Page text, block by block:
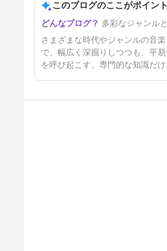
＜マリリン・モンローを偲んで
＞「River Of No Return」
Girl&#039;s Best Friend」
「After You Get What You
Want You Don&#039;t Want
It」「Lazy」「I Wanna Be
Loved By You」Marilyn
3日前
このブログのここがポイント
多彩なジャンル
さまざまな時代やジャンルの音
で、幅広く深掘りしつつも、平
を呼び起こす。専門的な知識だ